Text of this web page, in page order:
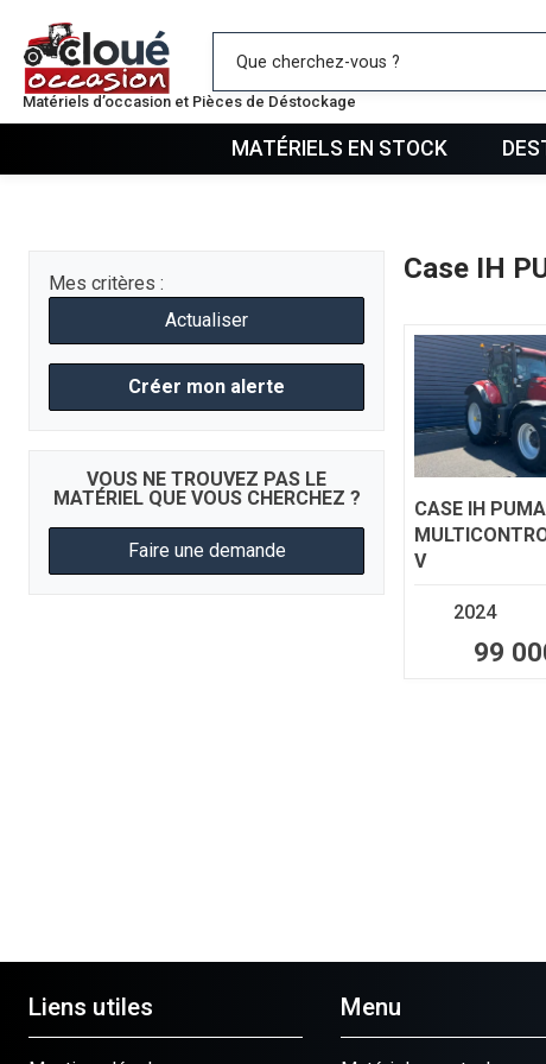
Matériels d’occasion et Pièces de Déstockage
Mes
MATÉRIELS EN STOCK
Mes critères :
Actualiser
Créer mon alerte
VOUS NE TROUVEZ PAS LE
MATÉRIEL QUE VOUS CHERCHEZ ?
Faire une demande
Case IH
CASE IH
V
2024
99
Liens utiles Menu